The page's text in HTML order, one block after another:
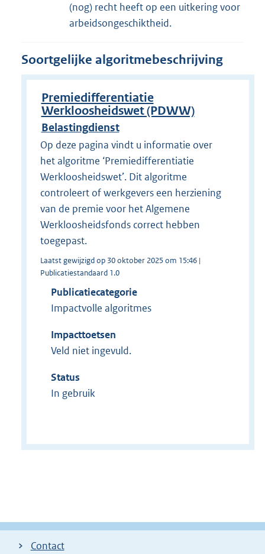
(nog) recht heeft op een uitkering voor
arbeidsongeschiktheid.
Soortgelijke algoritmebeschrijving
Premiedifferentiatie
Werkloosheidswet (PDWW)
Belastingdienst
Op deze pagina vindt u informatie over
het algoritme ‘Premiedifferentiatie
Werkloosheidswet’. Dit algoritme
controleert of werkgevers een herziening
van de premie voor het Algemene
Werkloosheidsfonds correct hebben
toegepast.
Laatst gewijzigd op 30 oktober 2025 om 15:46 |
Publicatiestandaard 1.0
Publicatiecategorie
Impactvolle algoritmes
Impacttoetsen
Veld niet ingevuld.
Status
In gebruik
Contact